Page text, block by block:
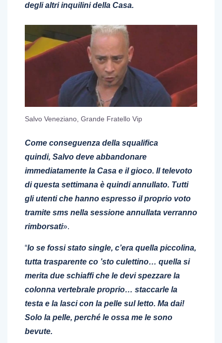
degli altri inquilini della Casa.
Salvo Veneziano, Grande Fratello Vip
Come conseguenza della squalifica
quindi, Salvo deve abbandonare
immediatamente la Casa e il gioco. Il televoto
di questa settimana è quindi annullato. Tutti
gli utenti che hanno espresso il proprio voto
tramite sms nella sessione annullata verranno
rimborsati».
“Io se fossi stato single, c’era quella piccolina,
tutta trasparente co ’sto culettino… quella si
merita due schiaffi che le devi spezzare la
colonna vertebrale proprio… staccarle la
testa e la lasci con la pelle sul letto. Ma dai!
Solo la pelle, perché le ossa me le sono
bevute.